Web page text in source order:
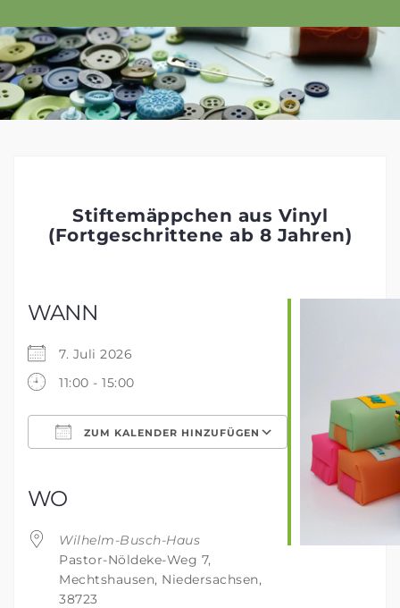
to
content
Stiftemäppchen aus Vinyl
(Fortgeschrittene ab 8 Jahren)
WANN
7. Juli 2026
11:00 - 15:00
ZUM KALENDER HINZUFÜGEN
Outlook Live
WO
Wilhelm-Busch-Haus
Pastor-Nöldeke-Weg 7,
Mechtshausen, Niedersachsen,
38723